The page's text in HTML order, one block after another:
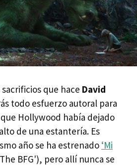
que hace David
todo esfuerzo autoral para
Hollywood había dejado
de una estantería. Es
año se ha estrenado ‘Mi
BFG'), pero allí nunca se